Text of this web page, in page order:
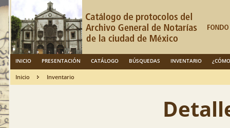
INICIO PRESENTACIÓN CATÁLOGO BÚSQUEDAS INVENTARIO
Inicio Inventario